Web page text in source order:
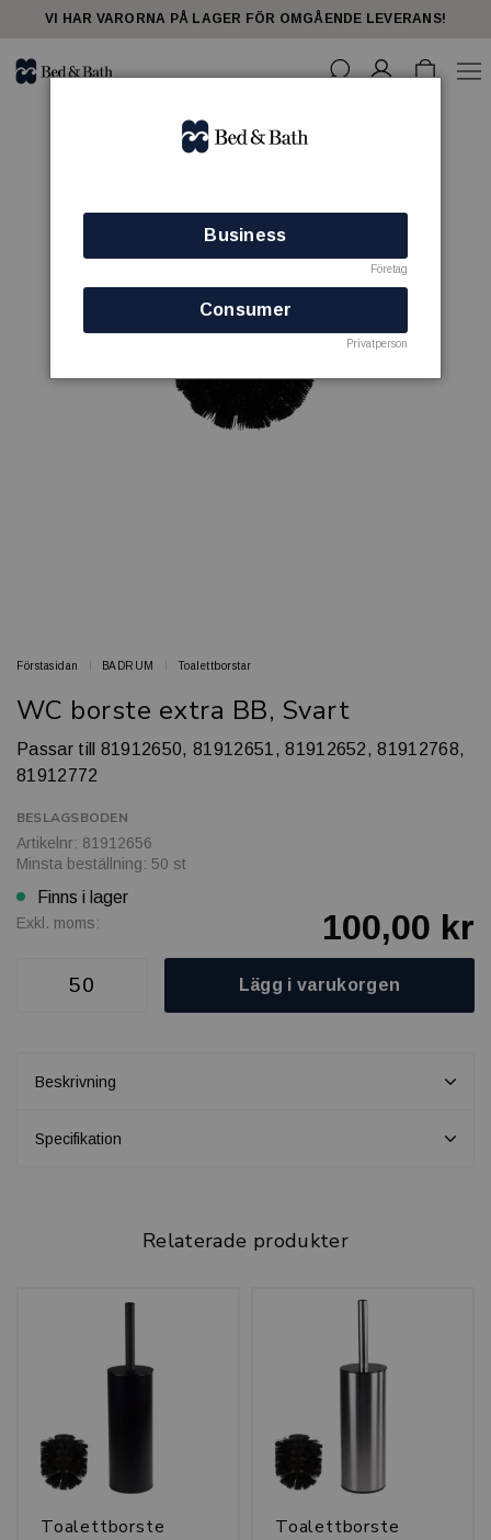
VI HAR VARORNA PÅ LAGER FÖR OMGÅENDE LEVERANS!
Förstasidan BADRUM Toalettborstar
WC borste extra BB, Svart
Passar till 81912650, 81912651, 81912652, 81912768,
81912772
BESLAGSBODEN
Artikelnr: 81912656
Minsta beställning: 50 st
Finns i lager
Exkl. moms: 100,00 kr
Lägg i varukorgen
Beskrivning
Specifikation
Relaterade produkter
Toalettborste
Toalettborste
Business
Företag
Consumer
Privatperson